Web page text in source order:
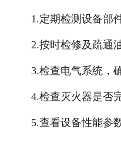
1.定期检测设备部件
2.按时检修及疏通油
3.检查电气系统，确
4.检查灭火器是否完
5.查看设备性能参数